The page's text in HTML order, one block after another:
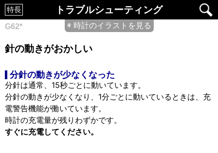
トラブルシューティング
特長
◉ 時計のイラストを見る
G62*
針の動きがおかしい
分針の動きが少なくなった
分針は通常、15秒ごとに動いています。
分針の動きが少なくなり、1分ごとに動いているときは、充
電警告機能が働いています。
時計の充電量が残りわずかです。
すぐに充電してください。